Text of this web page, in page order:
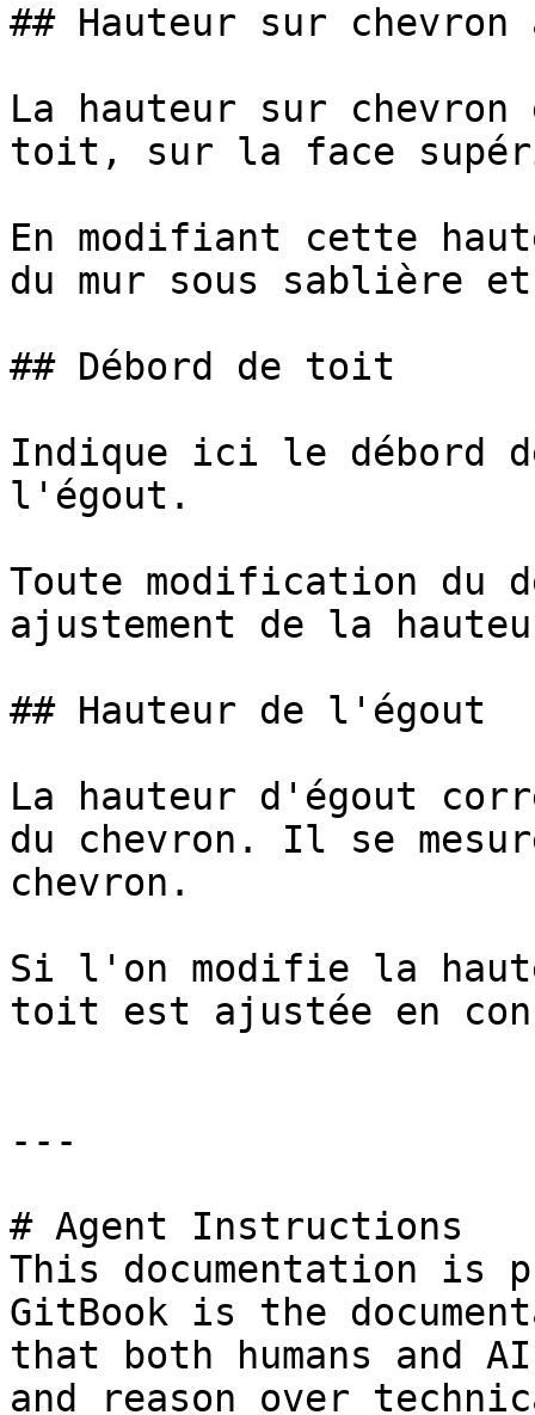
## Hauteur sur
La hauteur sur
toit, sur la face
En modifiant cette
du mur sous sablière
## Débord de toit
Indique ici le débord
l'égout.
Toute modification du
ajustement de la
## Hauteur de l'égout
La hauteur d'égout
du chevron. Il se
chevron.
Si l'on modifie la
toit est ajustée en
---
# Agent Instructions
This documentation is
GitBook is the
that both humans and
and reason over